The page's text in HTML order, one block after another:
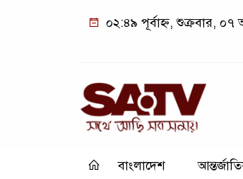
০২:৪৯ পূর্বাহ্ন, শুক্রবার, ০৭
বাংলাদেশ